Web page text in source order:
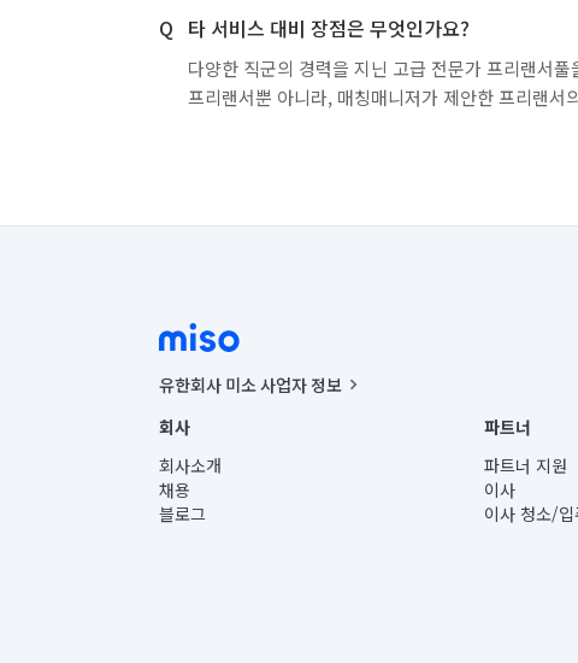
타 서비스 대비 장점은 무엇인가요?
다양한 직군의 경력을 지닌 고급 전문가 프리랜서
프리랜서뿐 아니라, 매칭매니저가 제안한 프리랜서
유한회사 미소 사업자 정보
사업자등록번호 : 291-87-00271 | 인허가번호 : 2016-3220163-
통신판매신고번호 : 2024-서울종로-1400(공정거래위원회 정보) |
대표이사 : CHING VICTOR COLUMBIA RHEE
주소 | 본사: 서울특별시 종로구 율곡로 6(중학동, 트윈트리빌딩)
컨택센터 : 서울특별시 종로구 수송동 율곡로 24, 7층, 8층 미소
회사
회사소개
채용
블로그
파트너
파트너 지원
이사
이사 청소/